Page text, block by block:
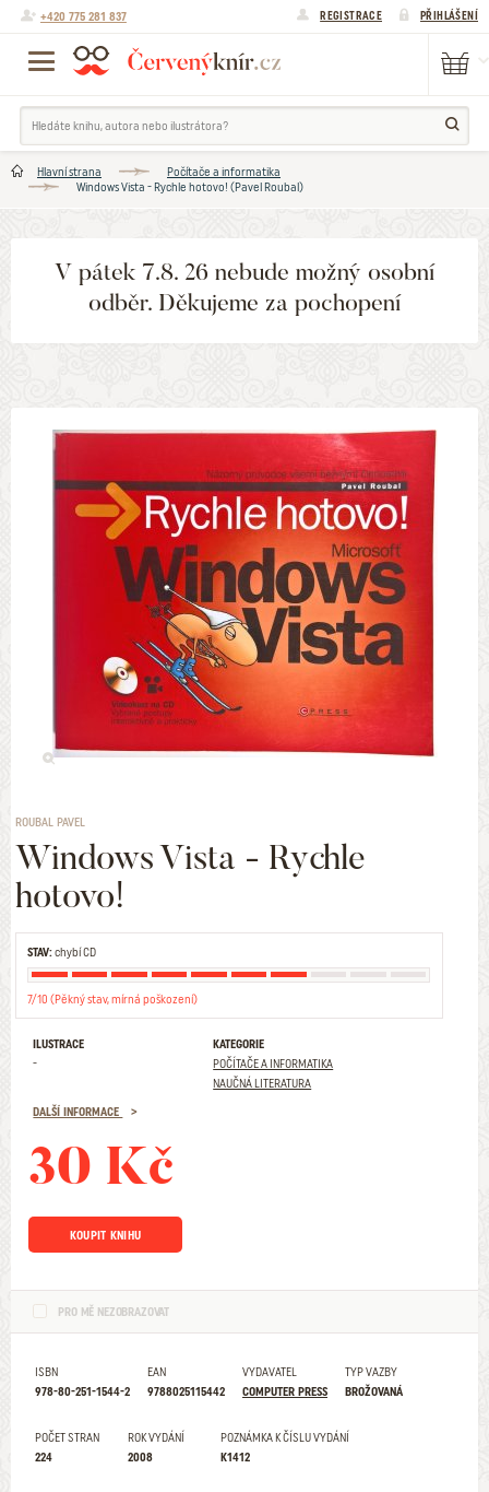
+420 775 281 837 REGISTRACE PŘIHLÁŠENÍ
Hlavní strana
Počítače a informatika
Windows Vista - Rychle hotovo! (Pavel Roubal)
V pátek 7.8. 26 nebude možný osobní
odběr. Děkujeme za pochopení
ROUBAL PAVEL
Windows Vista - Rychle
hotovo!
STAV:chybí CD
7/10 (Pěkný stav, mírná poškození)
ILUSTRACE
-
KATEGORIE
POČÍTAČE A INFORMATIKA
NAUČNÁ LITERATURA
DALŠÍ INFORMACE
30 Kč
KOUPIT KNIHU
PRO MĚ NEZOBRAZOVAT
ISBN
978-80-251-1544-2
EAN
9788025115442
VYDAVATEL
COMPUTER PRESS
TYP VAZBY
BROŽOVANÁ
POČET STRAN
224
ROK VYDÁNÍ
2008
POZNÁMKA K ČÍSLU VYDÁNÍ
K1412